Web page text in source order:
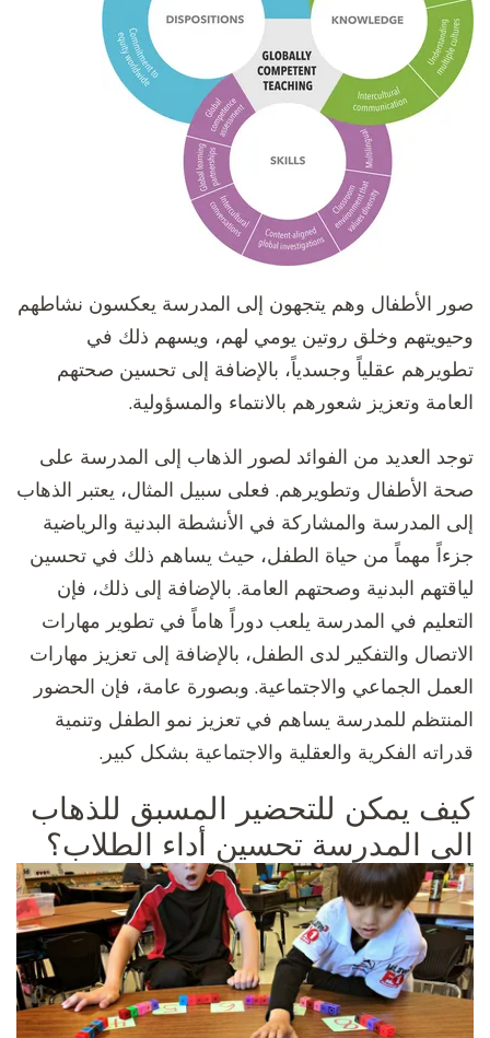
صور الأطفال وهم يتجهون إلى المدرسة يعكسون نشاطهم
وحيويتهم وخلق روتين يومي لهم، ويسهم ذلك في
تطويرهم عقلياً وجسدياً، بالإضافة إلى تحسين صحتهم
العامة وتعزيز شعورهم بالانتماء والمسؤولية.
توجد العديد من الفوائد لصور الذهاب إلى المدرسة على
صحة الأطفال وتطويرهم. فعلى سبيل المثال، يعتبر الذهاب
إلى المدرسة والمشاركة في الأنشطة البدنية والرياضية
جزءاً مهماً من حياة الطفل، حيث يساهم ذلك في تحسين
لياقتهم البدنية وصحتهم العامة. بالإضافة إلى ذلك، فإن
التعليم في المدرسة يلعب دوراً هاماً في تطوير مهارات
الاتصال والتفكير لدى الطفل، بالإضافة إلى تعزيز مهارات
العمل الجماعي والاجتماعية. وبصورة عامة، فإن الحضور
المنتظم للمدرسة يساهم في تعزيز نمو الطفل وتنمية
قدراته الفكرية والعقلية والاجتماعية بشكل كبير.
كيف يمكن للتحضير المسبق للذهاب
الى المدرسة تحسين أداء الطلاب؟